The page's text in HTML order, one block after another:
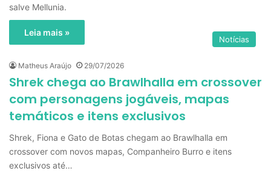
salve Mellunia.
Leia mais »
Notícias
Matheus Araújo 29/07/2026
Shrek chega ao Brawlhalla em crossover
com personagens jogáveis, mapas
temáticos e itens exclusivos
Shrek, Fiona e Gato de Botas chegam ao Brawlhalla em
crossover com novos mapas, Companheiro Burro e itens
exclusivos até…